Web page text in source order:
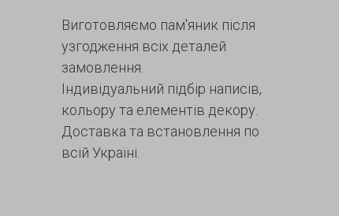
Виготовляємо пам'яник після
узгодження всіх деталей
замовлення.
Індивідуальний підбір написів,
кольору та елементів декору.
Доставка та встановлення по
всій Україні.